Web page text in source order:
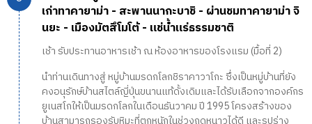
เก่าทาคายาม่า - สะพานนากะบาชิ - ผ่านชมทาคายาม่า จิ
นยะ - เมืองมัตสึโมโต้ - แช่น้ำแร่ธรรมชาติ
เช้า รับประทานอาหารเช้า ณ ห้องอาหารของโรงแรม (มื้อที่ 2)
นำท่านเดินทางสู่ หมู่บ้านมรดกโลกชิราคาวาโกะ ซึ่งเป็นหมู่บ้านที่ยัง
คงอนุรักษ์บ้านสไตล์ญี่ปุ่นขนานแท้ดั้งเดิมและได้รับเลือกจากองค์กร
ยูเนสโกให้เป็นมรดกโลกในเดือนธันวาคม ปี 1995 โครงสร้างของ